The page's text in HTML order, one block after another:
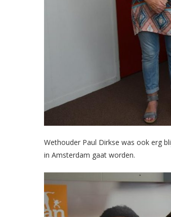
Wethouder Paul Dirkse was ook erg
in Amsterdam gaat worden.